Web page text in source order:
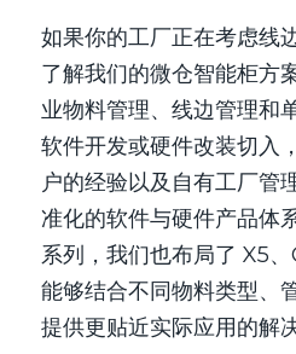
如果你的工厂正在考虑线
了解我们的微仓智能柜方
业物料管理、线边管理和
软件开发或硬件改装切入
户的经验以及自有工厂管
准化的软件与硬件产品体
系列，我们也布局了 X5
能够结合不同物料类型、
提供更贴近实际应用的解